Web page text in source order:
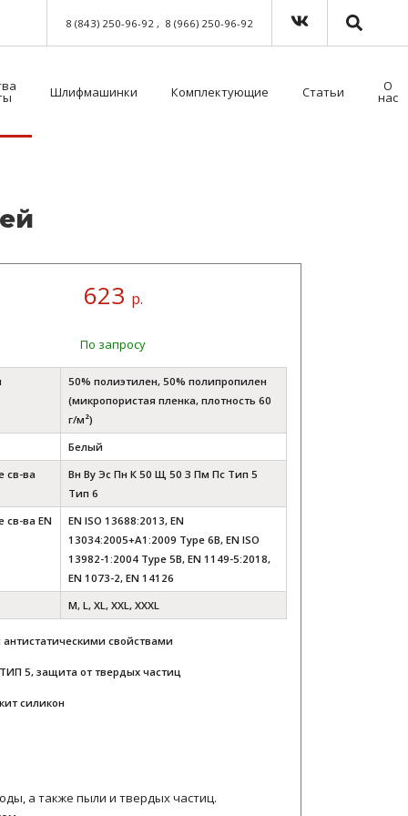
8 (843) 250-96-92 8 (966) 250-96-92
Шлифмашинки Комплектующие Статьи О
нас
623 р.
По запросу
50% полиэтилен, 50% полипропилен
(микропористая пленка, плотность 60
г/м²)
Белый
св-ва
Вн Ву Эс Пн К 50 Щ 50 З Пм Пс Тип 5
Тип 6
ва EN
EN ISO 13688:2013, EN
13034:2005+A1:2009 Type 6B, EN ISO
13982-1:2004 Type 5B, EN 1149-5:2018,
EN 1073-2, EN 14126
M, L, XL, XXL, XXXL
антистатическими свойствами
5, защита от твердых частиц
силикон
а также пыли и твердых частиц.